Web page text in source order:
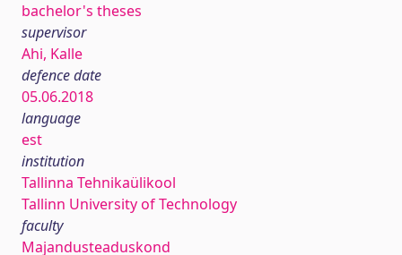
bachelor's theses
supervisor
Ahi, Kalle
defence date
05.06.2018
language
est
institution
Tallinna Tehnikaülikool
Tallinn University of Technology
faculty
Majandusteaduskond